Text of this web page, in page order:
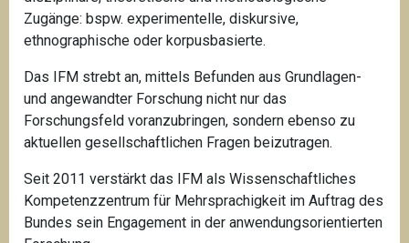
Zugänge: bspw. experimentelle, diskursive,
ethnographische oder korpusbasierte.
Das IFM strebt an, mittels Befunden aus Grundlagen-
und angewandter Forschung nicht nur das
Forschungsfeld voranzubringen, sondern ebenso zu
aktuellen gesellschaftlichen Fragen beizutragen.
Seit 2011 verstärkt das IFM als Wissenschaftliches
Kompetenzzentrum für Mehrsprachigkeit im Auftrag des
Bundes sein Engagement in der anwendungsorientierten